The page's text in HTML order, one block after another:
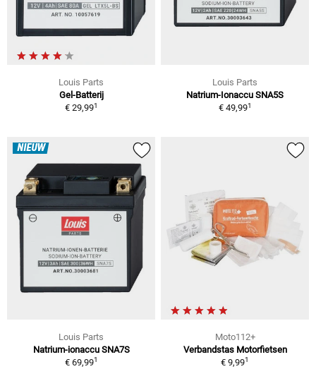
Louis Parts
Gel-Batterij
€ 29,991
Louis Parts
Natrium-Ionaccu SNA5S
€ 49,991
NIEUW
Louis Parts
Natrium-ionaccu SNA7S
€ 69,991
Moto112+
Verbandstas Motorfietsen
€ 9,991